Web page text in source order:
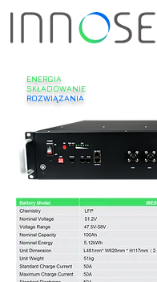
ENERGIA
SKŁADOWANIE
ROZWIĄZANIA